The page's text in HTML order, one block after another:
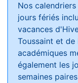
Nos
jours fériés
vacances
Toussaint et
académiques
également les
semaines